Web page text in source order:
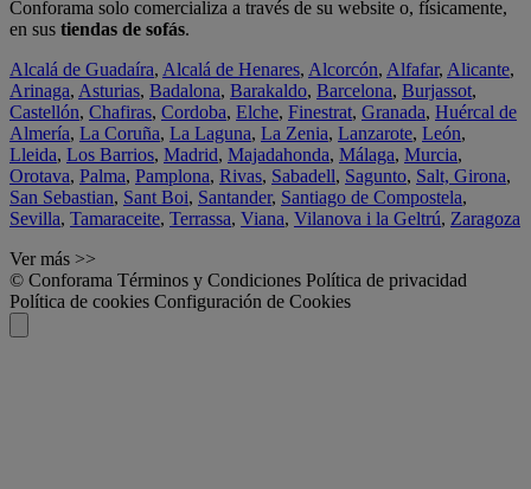
Conforama solo comercializa a través de su website o, físicamente,
en sus tiendas de sofás.
Alcalá de Guadaíra, Alcalá de Henares, Alcorcón, Alfafar, Alicante,
Arinaga, Asturias, Badalona, Barakaldo, Barcelona, Burjassot,
Castellón, Chafiras, Cordoba, Elche, Finestrat, Granada, Huércal de
Almería, La Coruña, La Laguna, La Zenia, Lanzarote, León,
Lleida, Los Barrios, Madrid, Majadahonda, Málaga, Murcia,
Orotava, Palma, Pamplona, Rivas, Sabadell, Sagunto, Salt, Girona,
San Sebastian, Sant Boi, Santander, Santiago de Compostela,
Sevilla, Tamaraceite, Terrassa, Viana, Vilanova i la Geltrú, Zaragoza
Ver más >>
© Conforama Términos y Condiciones Política de privacidad
Política de cookies Configuración de Cookies